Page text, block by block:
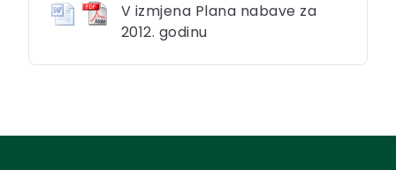
V izmjena Plana nabave za
2012. godinu